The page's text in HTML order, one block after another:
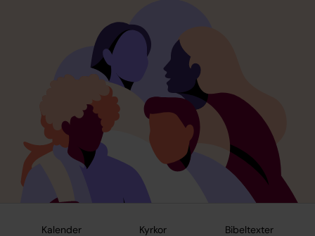
Kalender Kyrkor Bibeltexter